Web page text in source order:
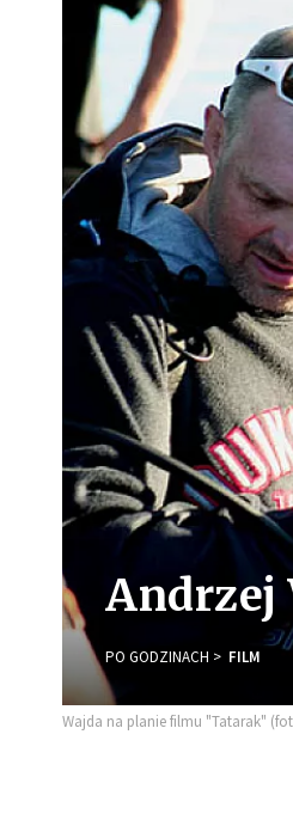
Andrzej
PO GODZINACH FILM
Wajda na planie filmu "Tatarak"